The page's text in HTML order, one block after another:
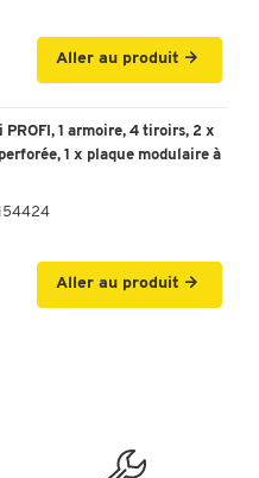
Aller au produit
1 armoire, 4 tiroirs, 2 x
1 x plaque modulaire à
Aller au produit